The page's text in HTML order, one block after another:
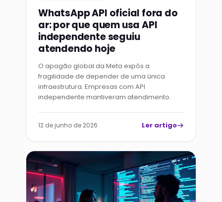
WhatsApp API oficial fora do
ar: por que quem usa API
independente seguiu
atendendo hoje
O apagão global da Meta expôs a
fragilidade de depender de uma única
infraestrutura. Empresas com API
independente mantiveram atendimento.
12 de junho de 2026 Ler artigo